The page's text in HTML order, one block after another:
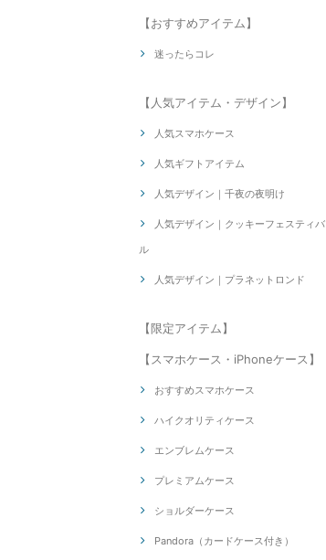
【おすすめアイテム】
迷ったらコレ
【人気アイテム・デザイン】
人気スマホケース
人気ギフトアイテム
人気デザイン｜千夜の夜明け
人気デザイン｜クッキーフェスティバ
ル
人気デザイン｜プラネットロンド
【限定アイテム】
【スマホケース・iPhoneケース】
おすすめスマホケース
ハイクオリティケース
エンブレムケース
プレミアムケース
ショルダーケース
Pandora（カードケース付き）